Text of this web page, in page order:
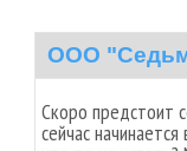
ООО
Скоро предстоит
сейчас